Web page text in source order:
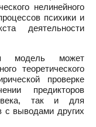
нелинейного
психики и
деятельности
модель может
теоретического
проверке
предикторов
так и для
с выводами других